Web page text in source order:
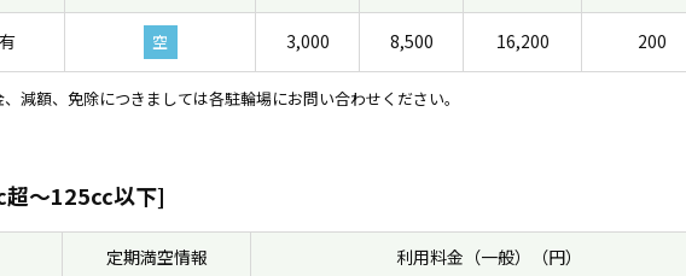
空 3,000 8,500 16,200 200
減額、免除につきましては各駐輪場にお問い合わせください。
〜125cc以下]
定期満空情報 利用料金（一般）（円）